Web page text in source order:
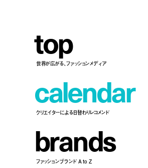
top
世界が広がる、ファッションメディア
calendar
クリエイターによる日替わりレコメンド
brands
ファッションブランド A to Z